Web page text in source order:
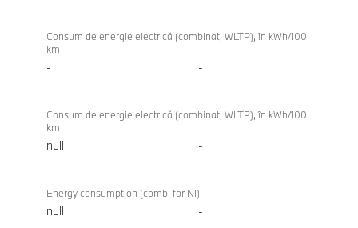
Consum de energie electrică (combinat, WLTP), în kWh/100
km
- -
Consum de energie electrică (combinat, WLTP), în kWh/100
km
null -
Energy consumption (comb. for NI)
null -